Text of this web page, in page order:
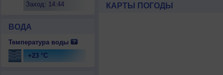
Заход: 14:44
ВОДА
Температура воды
+23 °C
КАРТЫ ПОГОДЫ